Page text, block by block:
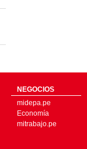
NEGOCIOS
midepa.pe
Economía
mitrabajo.pe